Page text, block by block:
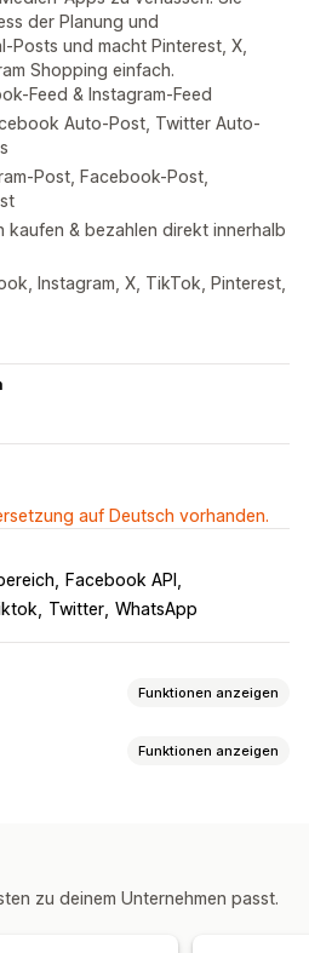
der Planung und
Posts und macht Pinterest, X,
Shopping einfach.
Feed & Instagram-Feed
Auto-Post, Twitter Auto-
Post, Facebook-Post,
kaufen & bezahlen direkt innerhalb
Instagram, X, TikTok, Pinterest,
auf Deutsch vorhanden.
Facebook API
Twitter WhatsApp
Funktionen anzeigen
Funktionen anzeigen
zu deinem Unternehmen passt.